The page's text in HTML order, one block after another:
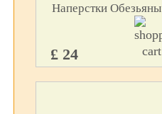
Наперстки Обезьяны
£ 24